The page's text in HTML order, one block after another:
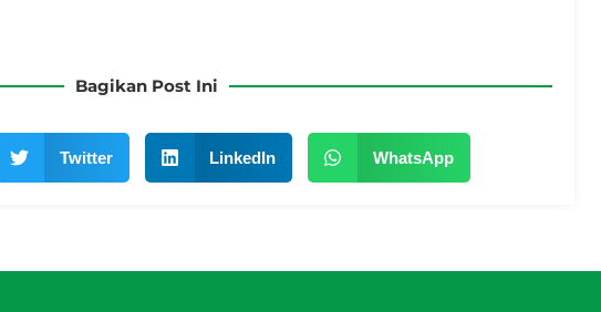
Bagikan Post Ini
Twitter LinkedIn WhatsApp